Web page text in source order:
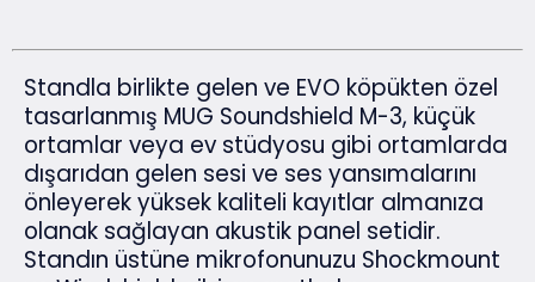
Standla birlikte gelen ve EVO köpükten özel
tasarlanmış MUG Soundshield M-3, küçük
ortamlar veya ev stüdyosu gibi ortamlarda
dışarıdan gelen sesi ve ses yansımalarını
önleyerek yüksek kaliteli kayıtlar almanıza
olanak sağlayan akustik panel setidir.
Standın üstüne mikrofonunuzu Shockmount